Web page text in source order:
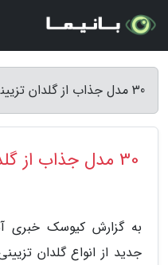
30 مدل جذاب از گلدان تزیینی دیواری - کیوسک خبری آشنا
30 مدل جذاب از گلدان تزیینی دیواری
به گزارش کیوسک خبری
جدید از انواع گلدان